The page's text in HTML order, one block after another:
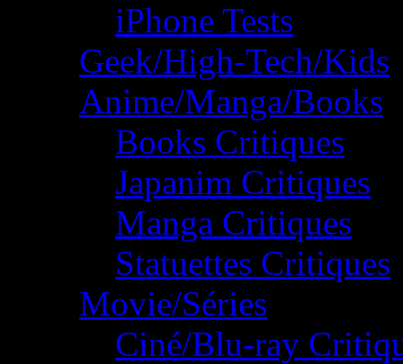
iPhone Tests
Geek/High-Tech/Kids
Anime/Manga/Books
Books Critiques
Japanim Critiques
Manga Critiques
Statuettes Critiques
Movie/Séries
Ciné/Blu-ray